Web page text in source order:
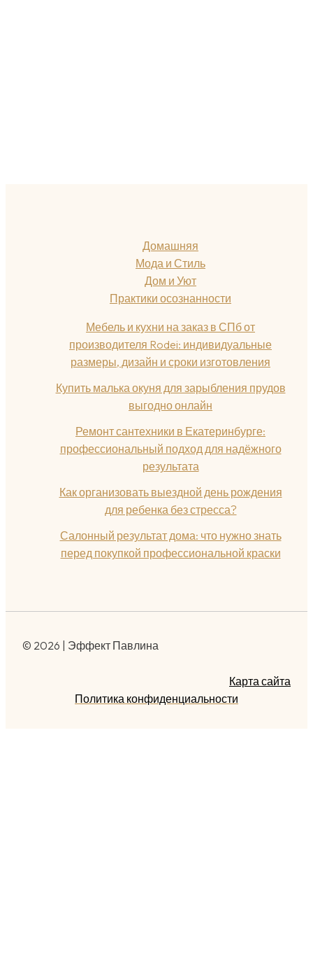
Домашняя
Мода и Стиль
Дом и Уют
Практики осознанности
Мебель и кухни на заказ в СПб от
производителя Rodei: индивидуальные
размеры, дизайн и сроки изготовления
Купить малька окуня для зарыбления прудов
выгодно онлайн
Ремонт сантехники в Екатеринбурге:
профессиональный подход для надёжного
результата
Как организовать выездной день рождения
для ребенка без стресса?
Салонный результат дома: что нужно знать
перед покупкой профессиональной краски
© 2026 | Эффект Павлина
Карта сайта
Политика конфиденциальности